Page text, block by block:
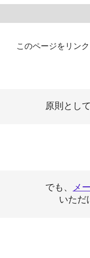
このページをリン
原則とし
でも、 メ
いただ